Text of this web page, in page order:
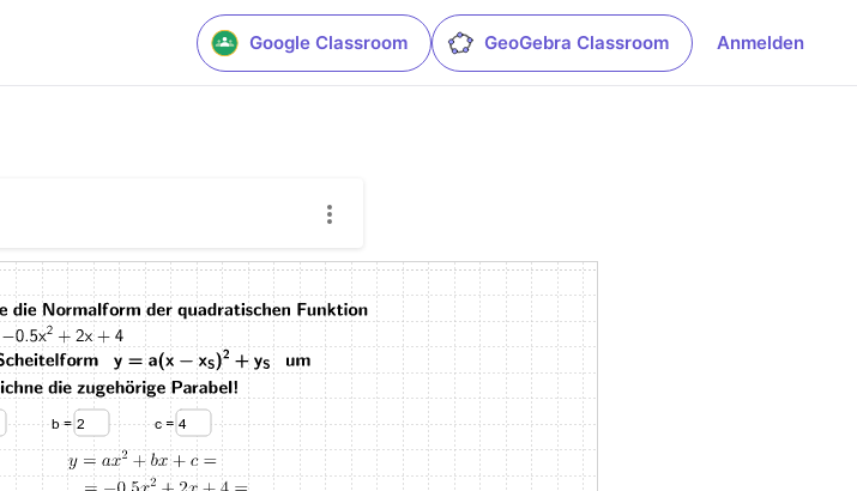
Google Classroom GeoGebra Classroom Anmelden